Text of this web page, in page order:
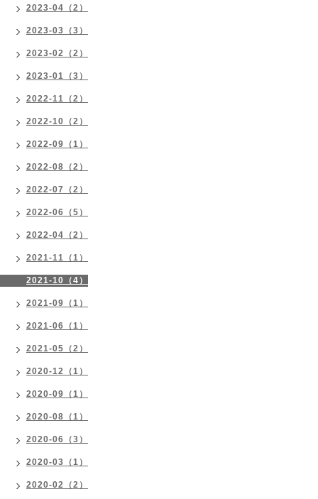
2023-04（2）
2023-03（3）
2023-02（2）
2023-01（3）
2022-11（2）
2022-10（2）
2022-09（1）
2022-08（2）
2022-07（2）
2022-06（5）
2022-04（2）
2021-11（1）
2021-10（4）
2021-09（1）
2021-06（1）
2021-05（2）
2020-12（1）
2020-09（1）
2020-08（1）
2020-06（3）
2020-03（1）
2020-02（2）